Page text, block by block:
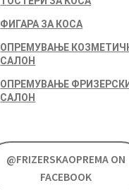
ФИГАРА ЗА КОСА
ОПРЕМУВАЊЕ
САЛОН
ОПРЕМУВАЊЕ ФРИЗЕРСКИ
САЛОН
@FRIZERSKAOPREMA ON
FACEBOOK